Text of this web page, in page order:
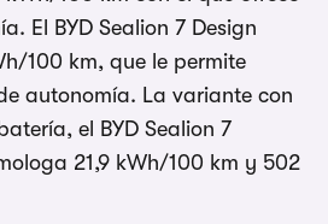
El BYD Sealion 7 Design
100 km, que le permite
autonomía. La variante con
el BYD Sealion 7
21,9 kWh/100 km y 502